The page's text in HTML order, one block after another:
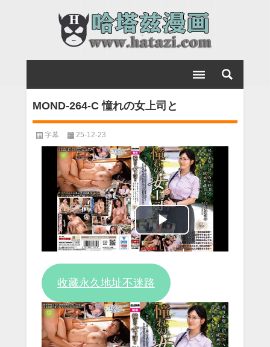
MOND-264-C 憧れの女上司と
字幕 25-12-23
Play
收藏永久地址不迷路